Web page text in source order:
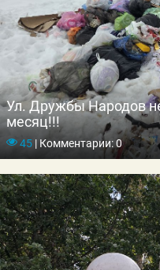
Ул. Дружбы Народов
месяц!!!
45 |Комментарии: 0